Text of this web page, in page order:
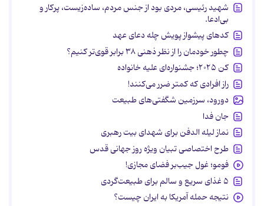
شهید رئیسی، مردی بود از جنس مردم، ساده‌زیست، پرکار و
بی‌ادعا.
کدهای پیشواز پویش چله دعای عهد
چطور خودمان را از نظر ذهنی ۳۸ برابر قوی‌تر کنیم؟
کن ۲۰۲۵؛ جشنواره‌ای علیه خانواده
راز افرادی که کمتر ضرر می‌کنند!
دورود، سرزمین شگفتی‌های طبیعت
جان فدا
نماز لیله الدفن برای شهدای بیت رهبری
طرح اختصاصی تبیان ویژه روز جهانی قدس
فومو؛ غول جیب‌بر فضای مجازی!
۵ غذای سریع و سالم برای طبیعت‌گردی
نتیجه حمله آمریکا به ایران چیست؟